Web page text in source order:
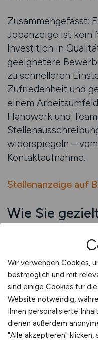
Zusammengefasst:
Jobanzeige ist kein
Investition in
geeignetere
zu schnelleren
Zufriedenheit und
einem
Handwerk und
widerspiegeln –
Kontaktaufnahme.
Stellenanzeige auf
Wie Sie
Im Baugewerbe
zunehmend über
vom klassischen
Ausbau bis hin zu
Brückenbau,
Gebäudetechnik.
Wir verwenden Cookies,
bestmöglich und mit
sind einige Cookies für
Website notwendig,
Ihnen personalisierte
dienen außerdem
"Alle akzeptieren"